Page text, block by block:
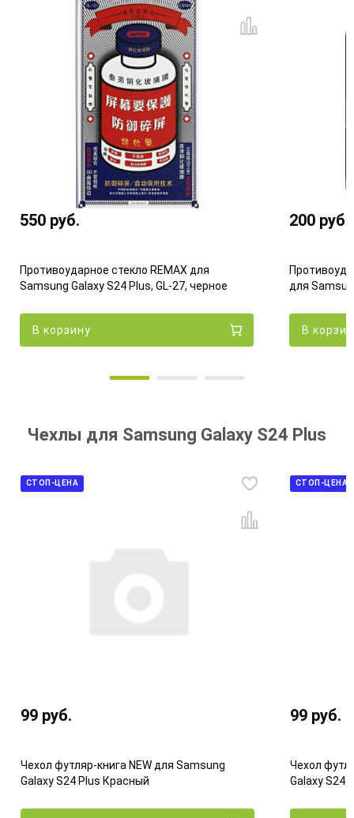
550 руб.
Противоударное стекло REMAX для
Samsung Galaxy S24 Plus, GL-27, черное
В корзину
200 руб.
для
В
Чехлы для Samsung Galaxy S24 Plus
СТОП-ЦЕНА
99 руб.
Чехол футляр-книга NEW для Samsung
Galaxy S24 Plus Красный
СТОП-ЦЕНА
99 руб.
Чехол
Galaxy S24